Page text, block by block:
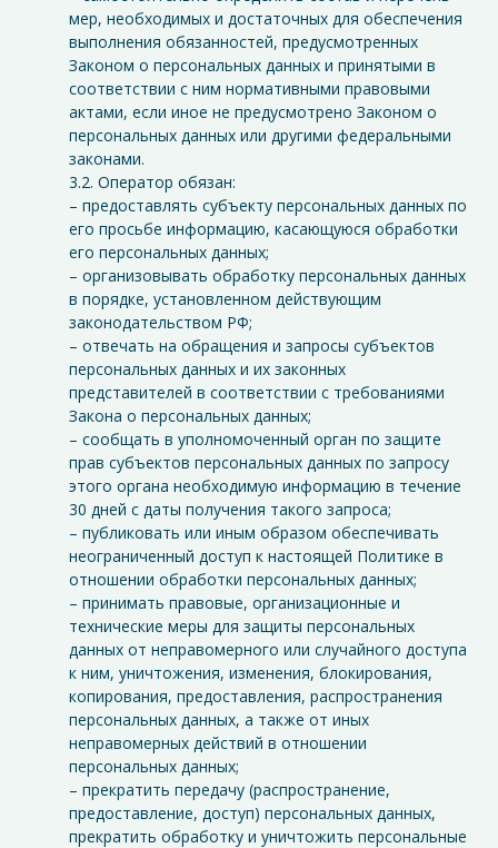
мер, необходимых и достаточных для обеспечения
выполнения обязанностей, предусмотренных
Законом о персональных данных и принятыми в
соответствии с ним нормативными правовыми
актами, если иное не предусмотрено Законом о
персональных данных или другими федеральными
законами.
3.2. Оператор обязан:
– предоставлять субъекту персональных данных по
его просьбе информацию, касающуюся обработки
его персональных данных;
– организовывать обработку персональных данных
в порядке, установленном действующим
законодательством РФ;
– отвечать на обращения и запросы субъектов
персональных данных и их законных
представителей в соответствии с требованиями
Закона о персональных данных;
– сообщать в уполномоченный орган по защите
прав субъектов персональных данных по запросу
этого органа необходимую информацию в течение
30 дней с даты получения такого запроса;
– публиковать или иным образом обеспечивать
неограниченный доступ к настоящей Политике в
отношении обработки персональных данных;
– принимать правовые, организационные и
технические меры для защиты персональных
данных от неправомерного или случайного доступа
к ним, уничтожения, изменения, блокирования,
копирования, предоставления, распространения
персональных данных, а также от иных
неправомерных действий в отношении
персональных данных;
– прекратить передачу (распространение,
предоставление, доступ) персональных данных,
прекратить обработку и уничтожить персональные